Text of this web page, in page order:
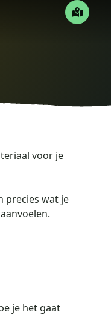
voor je
precies wat je
je het gaat